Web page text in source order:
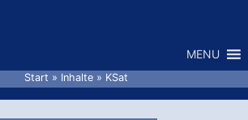
MENU
Start Inhalte KSat